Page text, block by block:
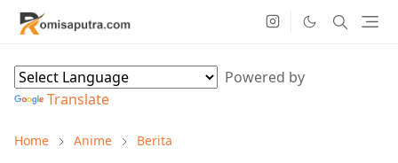
Powered by
Translate
Home Anime Berita